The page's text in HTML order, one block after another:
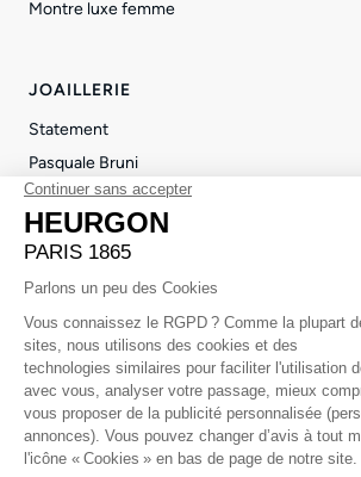
Montre luxe femme
JOAILLERIE
Statement
Pasquale Bruni
Repossi
Pendentif luxe femme
Bague femme luxe
© 2026 Heurgon Paris